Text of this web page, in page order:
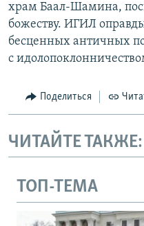
храм Баал-Шамина,
божеству. ИГИЛ
бесценных античных
с
Поделиться
ЧИТАЙТЕ ТАКЖЕ:
ТОП-ТЕМА